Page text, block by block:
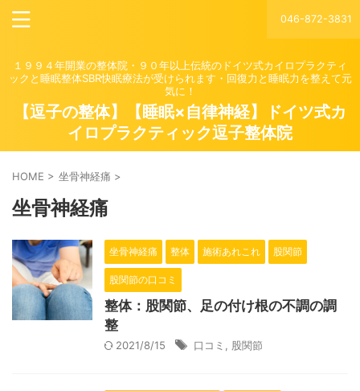
046-872-3831
１９９４年開業の整体院・９０年以上伝統のドイツ式カイロプラクティ
ックと睡眠整体SBR快眠療法が受けられます・回復力と睡眠力を整えて元
気に！
【逗子の整体】【睡眠×自律神経】ドイツ式カ
イロプラクティック逗子整体院
HOME > 坐骨神経痛 >
坐骨神経痛
坐骨神経痛 整体 施術あれこれ 股関節
股関節の口コミ
整体：股関節、足の付け根の不調の調
整
2021/8/15 口コミ 股関節